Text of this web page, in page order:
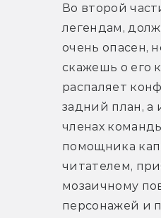
Во второй
легендам,
очень опасен,
скажешь о его
распаляет
задний план, а
членах
помощника
читателем,
мозаичному
персонажей и